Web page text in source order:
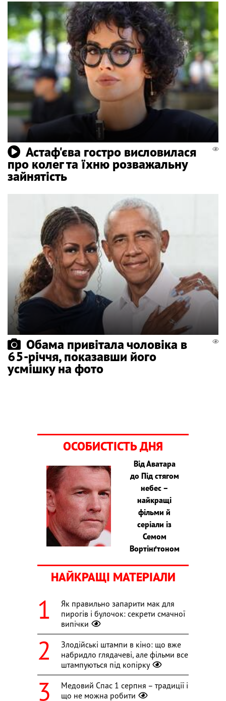
Астаф'єва гостро висловилася
про колег та їхню розважальну
зайнятість
Обама привітала чоловіка в
65-річчя, показавши його
усмішку на фото
ОСОБИСТІСТЬ ДНЯ
Від Аватара
до Під стягом
небес –
найкращі
фільми й
серіали із
Семом
Вортінґтоном
НАЙКРАЩІ МАТЕРІАЛИ
Як правильно запарити мак для
пирогів і булочок: секрети смачної
випічки
Злодійські штампи в кіно: що вже
набридло глядачеві, але фільми все
штампуються під копірку
Медовий Спас 1 серпня – традиції і
що не можна робити